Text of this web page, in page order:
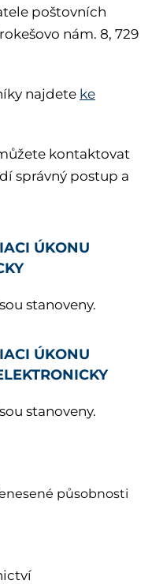
poštovních
nám. 8, 729
najdete ke
kontaktovat
správný postup a
ÚKONU
stanoveny.
ÚKONU
stanoveny.
působnosti